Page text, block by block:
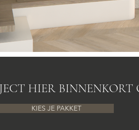
HIER BINNENKORT
KIES JE PAKKET